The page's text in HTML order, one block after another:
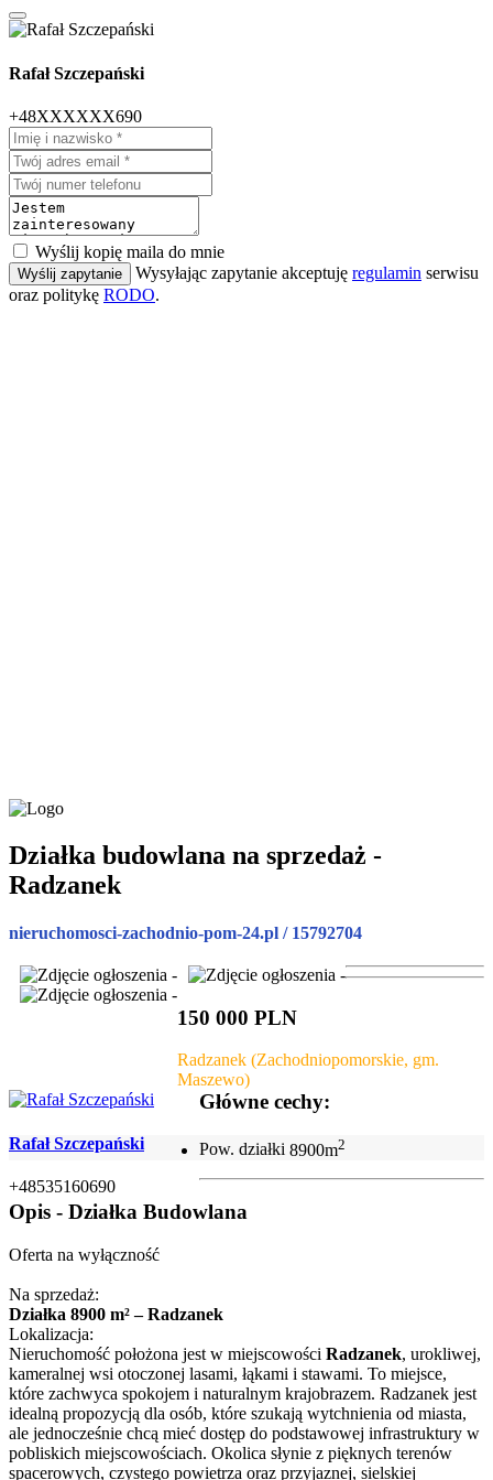
Rafał Szczepański
+48XXXXXX690
Wyślij kopię maila do mnie
Wyślij zapytanie Wysyłając zapytanie akceptuję regulamin serwisu
oraz politykę RODO.
Działka budowlana na sprzedaż -
Radzanek
nieruchomosci-zachodnio-pom-24.pl / 15792704
150 000 PLN
Radzanek (Zachodniopomorskie, gm.
Maszewo)
Rafał Szczepański
+48535160690
Główne cechy:
Pow. działki 8900m2
Opis - Działka Budowlana
Oferta na wyłączność
Na sprzedaż:
Działka 8900 m² – Radzanek
Lokalizacja:
Nieruchomość położona jest w miejscowości Radzanek, urokliwej,
kameralnej wsi otoczonej lasami, łąkami i stawami. To miejsce,
które zachwyca spokojem i naturalnym krajobrazem. Radzanek jest
idealną propozycją dla osób, które szukają wytchnienia od miasta,
ale jednocześnie chcą mieć dostęp do podstawowej infrastruktury w
pobliskich miejscowościach. Okolica słynie z pięknych terenów
spacerowych, czystego powietrza oraz przyjaznej, sielskiej